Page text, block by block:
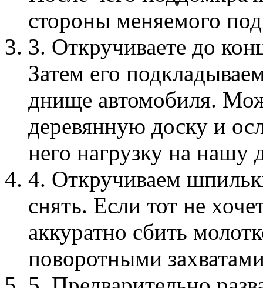
стороны меняемого
3. Откручиваете до
Затем его
днище автомобиля.
деревянную доску и
него нагрузку на нашу
4. Откручиваем
снять. Если тот не
аккуратно сбить
поворотными